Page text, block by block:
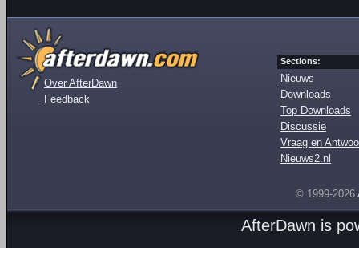
Over AfterDawn
Feedback
Sections:
Nieuws
Downloads
Top Downloads
Discussie
Vraag en
Nieuws2.nl
© 1999-2026
AfterDawn is